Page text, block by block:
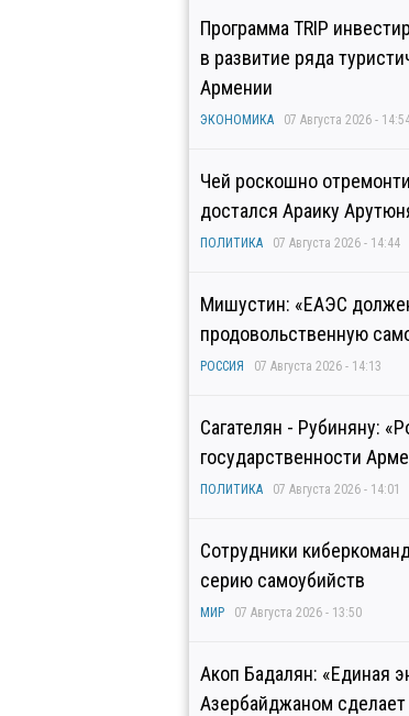
Программа TRIP
в развитие ряда
Армении
ЭКОНОМИКА 07 Августа 2026 -
Чей роскошно
достался Араику
ПОЛИТИКА 07 Августа 2026 - 14:44
Мишустин: «ЕАЭС
продовольственную
РОССИЯ 07 Августа 2026 - 14:13
Сагателян - Рубиняну:
государственности
ПОЛИТИКА 07 Августа 2026 - 14:01
Сотрудники
серию самоубийств
МИР 07 Августа 2026 - 13:50
Акоп Бадалян: «Единая
Азербайджаном